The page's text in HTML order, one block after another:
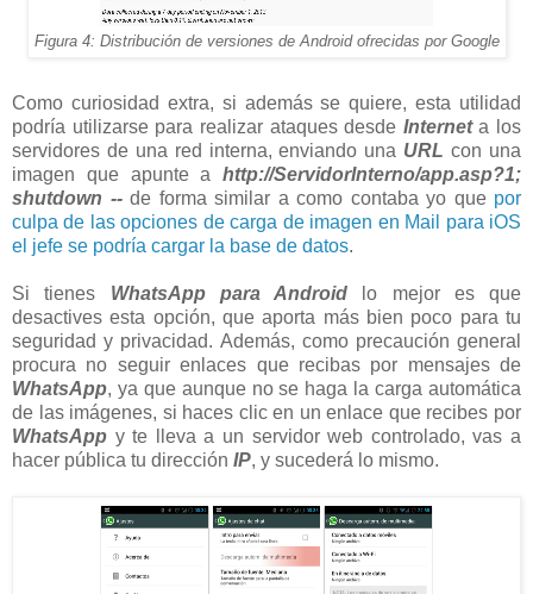
Figura 4: Distribución de versiones de Android ofrecidas por Google
Como curiosidad extra, si además se quiere, esta utilidad
podría utilizarse para realizar ataques desde Interneta los
servidores de una red interna, enviando una URL con una
imagen que apunte a http://ServidorInterno/app.asp?1;
shutdown -- de forma similar a como contaba yo que por
culpa de las opciones de carga de imagen en Mail para iOS
el jefe se podría cargar la base de datos.
Si tienes WhatsApp para Android lo mejor es que
desactives esta opción, que aporta más bien poco para tu
seguridad y privacidad. Además, como precaución general
procura no seguir enlaces que recibas por mensajes de
WhatsApp, ya que aunque no se haga la carga automática
de las imágenes, si haces clic en un enlace que recibes por
WhatsApp y te lleva a un servidor web controlado, vas a
hacer pública tu dirección IP, y sucederá lo mismo.